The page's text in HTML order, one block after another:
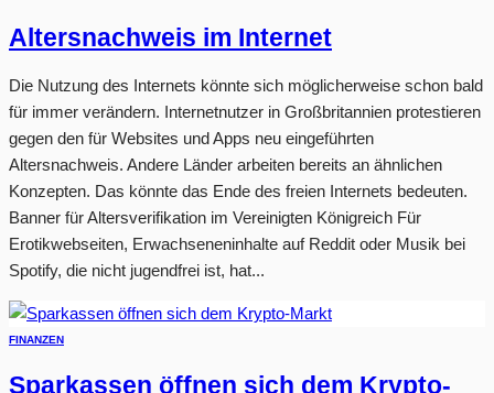
Altersnachweis im Internet
Die Nutzung des Internets könnte sich möglicherweise schon bald
für immer verändern. Internetnutzer in Großbritannien protestieren
gegen den für Websites und Apps neu eingeführten
Altersnachweis. Andere Länder arbeiten bereits an ähnlichen
Konzepten. Das könnte das Ende des freien Internets bedeuten.
Banner für Altersverifikation im Vereinigten Königreich Für
Erotikwebseiten, Erwachseneninhalte auf Reddit oder Musik bei
Spotify, die nicht jugendfrei ist, hat...
FINANZEN
Sparkassen öffnen sich dem Krypto-